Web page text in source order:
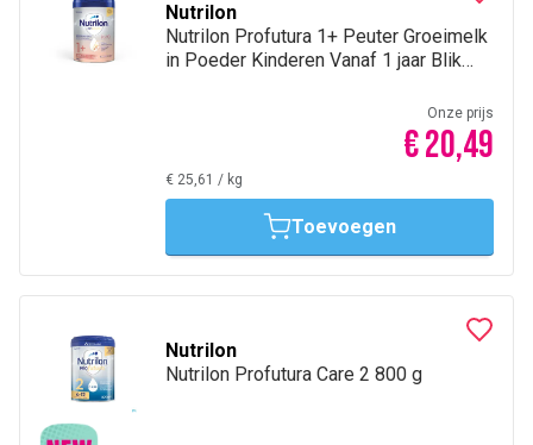
Nutrilon
Nutrilon Profutura 1+ Peuter Groeimelk
in Poeder Kinderen Vanaf 1 jaar Blik
Onze prijs
€ 20,49
€ 25,61 / kg
Toevoegen
Nutrilon
Nutrilon Profutura Care 2 800 g